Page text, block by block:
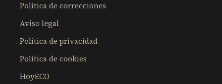
Política de correcciones
Aviso legal
Política de privacidad
Política de cookies
HoyECO